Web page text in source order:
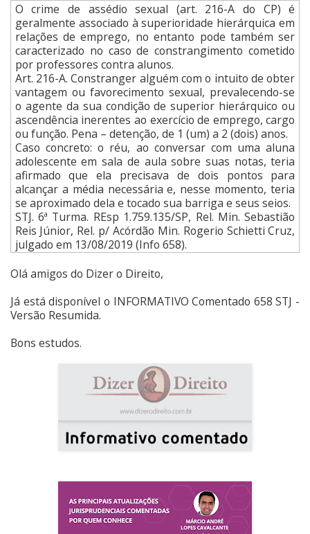
O crime de assédio sexual (art. 216-A do CP) é
geralmente associado à superioridade hierárquica em
relações de emprego, no entanto pode também ser
caracterizado no caso de constrangimento cometido
por professores contra alunos.
Art. 216-A. Constranger alguém com o intuito de obter
vantagem ou favorecimento sexual, prevalecendo-se
o agente da sua condição de superior hierárquico ou
ascendência inerentes ao exercício de emprego, cargo
ou função. Pena – detenção, de 1 (um) a 2 (dois) anos.
Caso concreto: o réu, ao conversar com uma aluna
adolescente em sala de aula sobre suas notas, teria
afirmado que ela precisava de dois pontos para
alcançar a média necessária e, nesse momento, teria
se aproximado dela e tocado sua barriga e seus seios.
STJ. 6ª Turma. REsp 1.759.135/SP, Rel. Min. Sebastião
Reis Júnior, Rel. p/ Acórdão Min. Rogerio Schietti Cruz,
julgado em 13/08/2019 (Info 658).
Olá amigos do Dizer o Direito,
Já está disponível o INFORMATIVO Comentado 658 STJ -
Versão Resumida.
Bons estudos.